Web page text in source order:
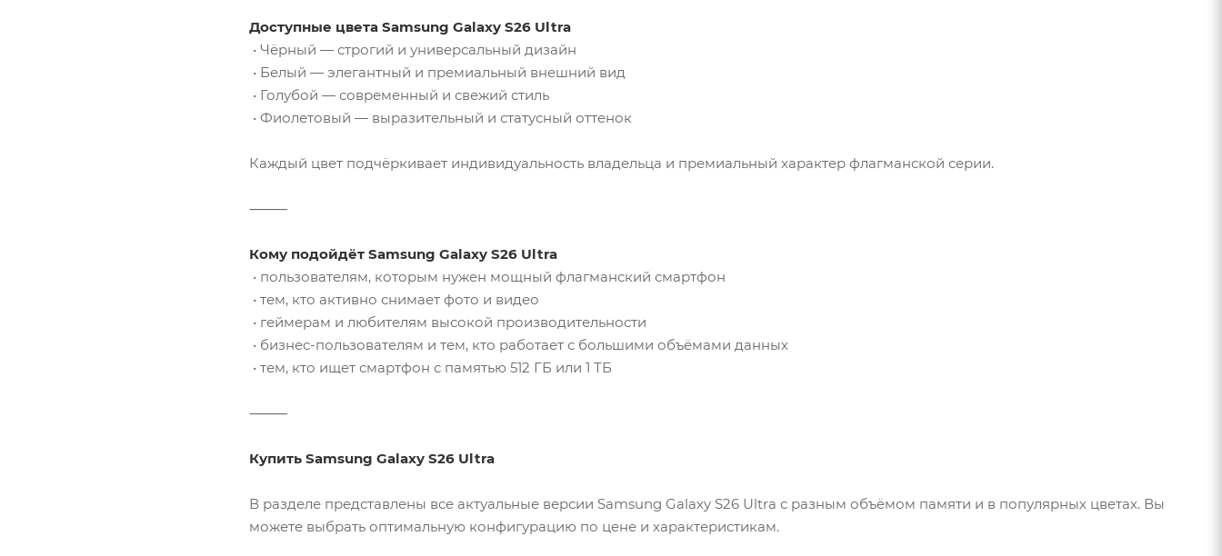
Доступные цвета Samsung Galaxy S26 Ultra
• Чёрный — строгий и универсальный дизайн
• Белый — элегантный и премиальный внешний вид
• Голубой — современный и свежий стиль
• Фиолетовый — выразительный и статусный оттенок
Каждый цвет подчёркивает индивидуальность владельца и премиальный характер флагманской серии.
⸻
Кому подойдёт Samsung Galaxy S26 Ultra
• пользователям, которым нужен мощный флагманский смартфон
• тем, кто активно снимает фото и видео
• геймерам и любителям высокой производительности
• бизнес-пользователям и тем, кто работает с большими объёмами данных
• тем, кто ищет смартфон с памятью 512 ГБ или 1 ТБ
⸻
Купить Samsung Galaxy S26 Ultra
В разделе представлены все актуальные версии Samsung Galaxy S26 Ultra с разным объёмом памяти и в популярных цветах. Вы
можете выбрать оптимальную конфигурацию по цене и характеристикам.